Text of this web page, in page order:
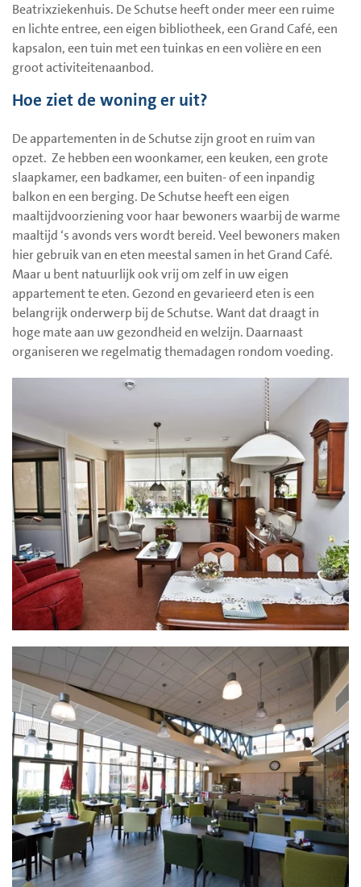
Beatrixziekenhuis. De Schutse heeft onder meer een ruime
en lichte entree, een eigen bibliotheek, een Grand Café, een
kapsalon, een tuin met een tuinkas en een volière en een
groot activiteitenaanbod.
Hoe ziet de woning er uit?
De appartementen in de Schutse zijn groot en ruim van
opzet. Ze hebben een woonkamer, een keuken, een grote
slaapkamer, een badkamer, een buiten- of een inpandig
balkon en een berging. De Schutse heeft een eigen
maaltijdvoorziening voor haar bewoners waarbij de warme
maaltijd ‘s avonds vers wordt bereid. Veel bewoners maken
hier gebruik van en eten meestal samen in het Grand Café.
Maar u bent natuurlijk ook vrij om zelf in uw eigen
appartement te eten. Gezond en gevarieerd eten is een
belangrijk onderwerp bij de Schutse. Want dat draagt in
hoge mate aan uw gezondheid en welzijn. Daarnaast
organiseren we regelmatig themadagen rondom voeding.